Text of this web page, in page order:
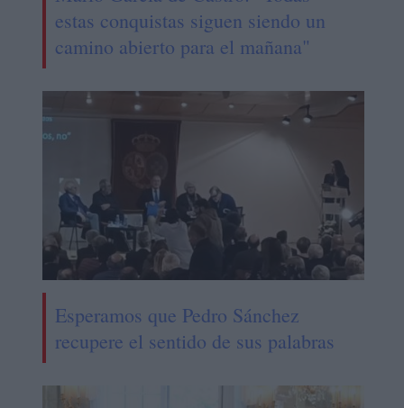
estas conquistas siguen siendo un
camino abierto para el mañana"
Esperamos que Pedro Sánchez
recupere el sentido de sus palabras